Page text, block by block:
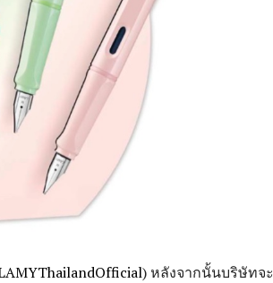
) หลังจากนั้นบริษัทจะ